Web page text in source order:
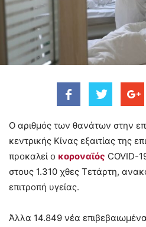
Ο αριθμός των θανάτων στην
κεντρικής Κίνας εξαιτίας της
προκαλεί ο κοροναϊός COVID-
στους 1.310 χθες Τετάρτη,
επιτροπή υγείας.
Άλλα 14.849 νέα